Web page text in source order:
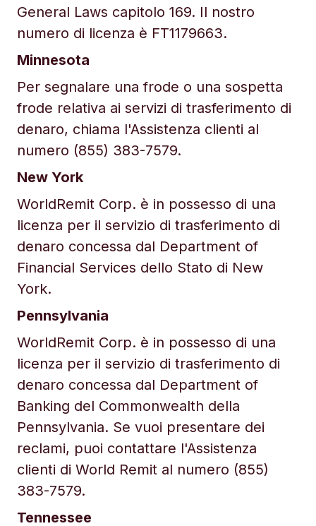
General Laws capitolo 169. Il nostro
numero di licenza è FT1179663.
Minnesota
Per segnalare una frode o una sospetta
frode relativa ai servizi di trasferimento di
denaro, chiama l'Assistenza clienti al
numero (855) 383-7579.
New York
WorldRemit Corp. è in possesso di una
licenza per il servizio di trasferimento di
denaro concessa dal Department of
Financial Services dello Stato di New
York.
Pennsylvania
WorldRemit Corp. è in possesso di una
licenza per il servizio di trasferimento di
denaro concessa dal Department of
Banking del Commonwealth della
Pennsylvania. Se vuoi presentare dei
reclami, puoi contattare l'Assistenza
clienti di World Remit al numero (855)
383-7579.
Tennessee